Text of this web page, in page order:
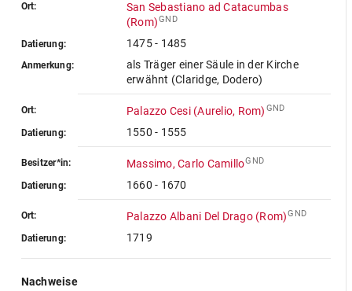
Ort:
San Sebastiano ad Catacumbas
(Rom)GND
Datierung: 1475 - 1485
Anmerkung:
als Träger einer Säule in der Kirche
erwähnt (Claridge, Dodero)
Ort: Palazzo Cesi (Aurelio, Rom) GND
Datierung: 1550 - 1555
Besitzer*in: Massimo, Carlo CamilloGND
Datierung: 1660 - 1670
Ort: Palazzo Albani Del Drago (Rom)GND
Datierung: 1719
Nachweise